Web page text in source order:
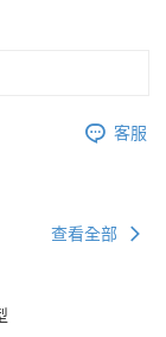
客服
查看全部